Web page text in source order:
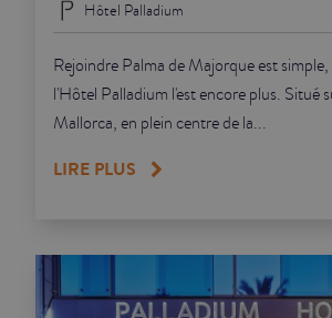
Hôtel Palladium
Rejoindre Palma de Majorque est
l'Hôtel Palladium l'est encore plus. Situé
Mallorca, en plein centre de la...
LIRE PLUS